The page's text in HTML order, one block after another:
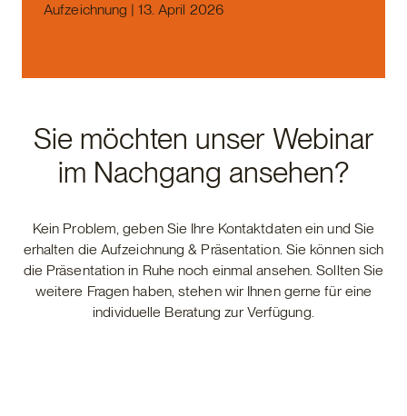
Aufzeichnung | 13. April 2026
Sie möchten unser Webinar
im Nachgang ansehen?
Kein Problem, geben Sie Ihre Kontaktdaten ein und Sie
erhalten die Aufzeichnung & Präsentation. Sie können sich
die Präsentation in Ruhe noch einmal ansehen. Sollten Sie
weitere Fragen haben, stehen wir Ihnen gerne für eine
individuelle Beratung zur Verfügung.